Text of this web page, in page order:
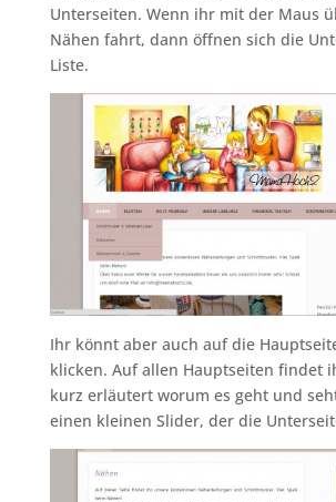
Unterseiten. Wenn ihr mit der Maus
Nähen fahrt, dann öffnen sich die
Liste.
Ihr könnt aber auch auf die
klicken. Auf allen Hauptseiten findet
kurz erläutert worum es geht und
einen kleinen Slider, der die